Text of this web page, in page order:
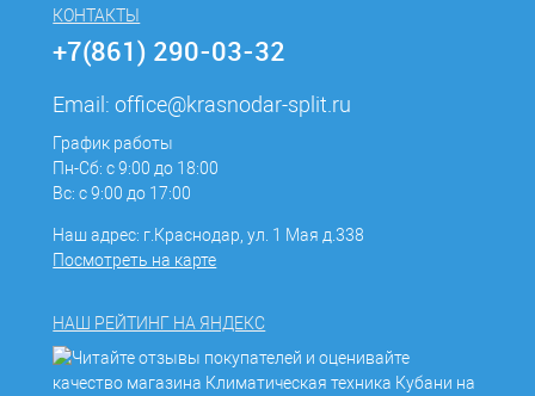
КОНТАКТЫ
+7(861) 290-03-32
Email:office@krasnodar-split.ru
График работы
Пн-Сб: с 9:00 до 18:00
Вс: с 9:00 до 17:00
Наш адрес: г.Краснодар, ул. 1 Мая д.338
Посмотреть на карте
НАШ РЕЙТИНГ НА ЯНДЕКС